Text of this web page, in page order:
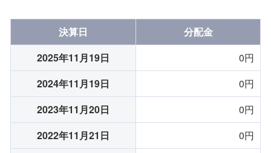
決算日
分配金
2025年11月19日
0円
2024年11月19日
0円
2023年11月20日
0円
2022年11月21日
0円